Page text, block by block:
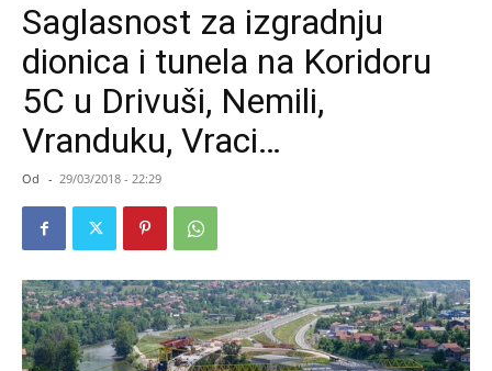
Saglasnost za izgradnju
dionica i tunela na Koridoru
5C u Drivuši, Nemili,
Vranduku, Vraci…
Od - 29/03/2018 - 22:29